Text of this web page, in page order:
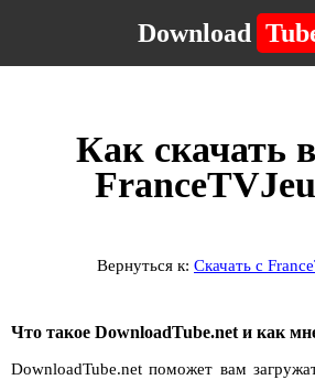
Download
Как скачать
Вернуться к: Скачать с
Что такое DownloadTube.net и как
DownloadTube.net поможет вам